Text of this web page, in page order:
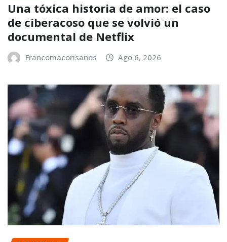
Una tóxica historia de amor: el caso
de ciberacoso que se volvió un
documental de Netflix
Francomacorisanos Ago 6, 2026